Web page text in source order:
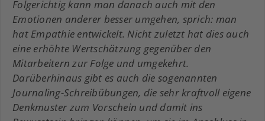
Folgerichtig kann man danach auch mit den
Emotionen anderer besser umgehen, sprich: man
hat Empathie entwickelt. Nicht zuletzt hat dies auch
eine erhöhte Wertschätzung gegenüber den
Mitarbeitern zur Folge und umgekehrt.
Darüberhinaus gibt es auch die sogenannten
Journaling-Schreibübungen, die sehr kraftvoll eigene
Denkmuster zum Vorschein und damit ins